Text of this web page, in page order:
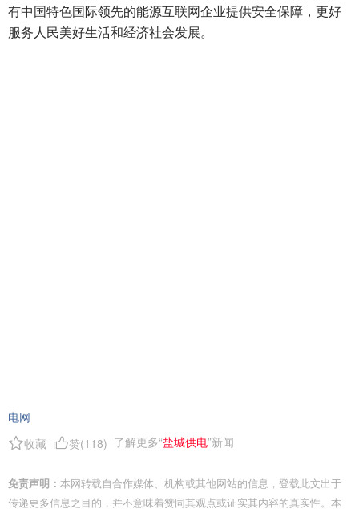
有中国特色国际领先的能源互联网企业提供安全保障，更好
服务人民美好生活和经济社会发展。
电网
收藏
赞(118) 了解更多“盐城供电”新闻
免责声明： 本网转载自合作媒体、机构或其他网站的信息，登载此文出于
传递更多信息之目的，并不意味着赞同其观点或证实其内容的真实性。本